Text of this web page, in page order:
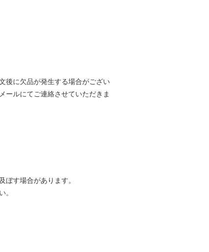
後に欠品が発生する場合がござい
ールにてご連絡させていただきま
ぼす場合があります。
。